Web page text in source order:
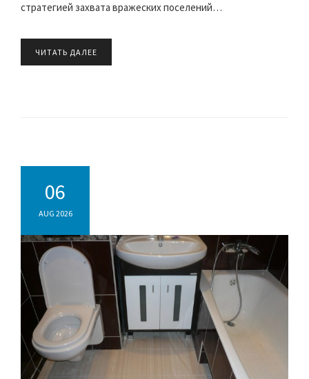
стратегией захвата вражеских поселений…
ЧИТАТЬ ДАЛЕЕ
06
AUG 2026